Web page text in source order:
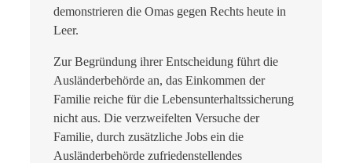
demonstrieren die Omas gegen Rechts heute in
Leer.
Zur Begründung ihrer Entscheidung führt die
Ausländerbehörde an, das Einkommen der
Familie reiche für die Lebensunterhaltssicherung
nicht aus. Die verzweifelten Versuche der
Familie, durch zusätzliche Jobs ein die
Ausländerbehörde zufriedenstellendes